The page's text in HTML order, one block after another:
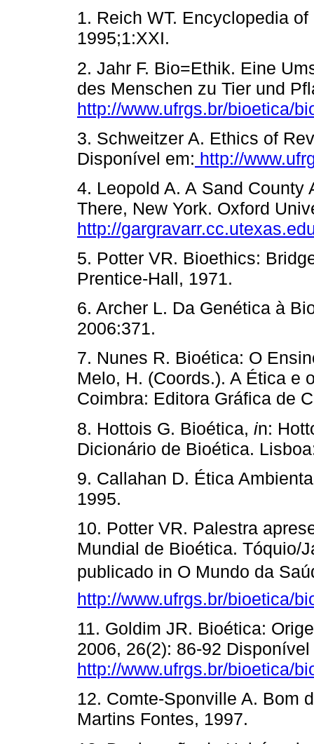
1. Reich WT. Encyclopedia
1995;1:XXI.
2. Jahr F. Bio=Ethik. Eine
des Menschen zu Tier und
http://www.ufrgs.br/bioetica/
3. Schweitzer A. Ethics of
Disponível em: http://
4. Leopold A. A Sand County
There, New York. Oxford
http://
5. Potter VR. Bioethics:
Prentice-Hall, 1971.
6. Archer L. Da Genética à
2006:371.
7. Nunes R. Bioética: O
Melo, H. (Coords.). A Ética e
Coimbra: Editora Gráfica de
8. Hottois G. Bioética, in:
Dicionário de Bioética.
9. Callahan D. Ética
1995.
10. Potter VR. Palestra
Mundial de Bioética. Tóquio/
publicado in O Mundo da
http://www.ufrgs.br/bioetica/
11. Goldim JR. Bioética:
2006, 26(2): 86-92 Disponível
http://www.ufrgs.br/bioetica/
12. Comte-Sponville A. Bom
Martins Fontes, 1997.